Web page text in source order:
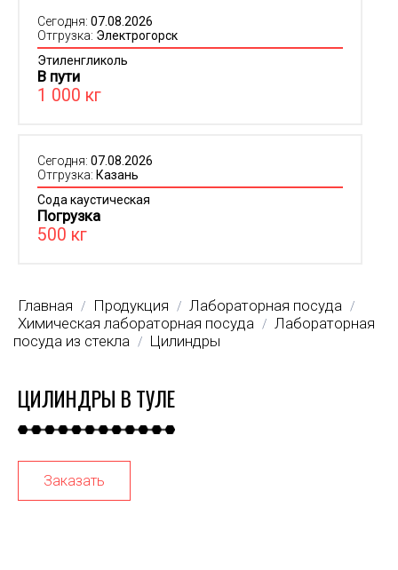
Сегодня: 07.08.2026
Отгрузка: Электрогорск
Этиленгликоль
В пути
1 000 кг
Сегодня: 07.08.2026
Отгрузка: Казань
Сода каустическая
Погрузка
500 кг
Главная / Продукция / Лабораторная посуда /
Химическая лабораторная посуда / Лабораторная
посуда из стекла / Цилиндры
ЦИЛИНДРЫ В ТУЛЕ
Заказать